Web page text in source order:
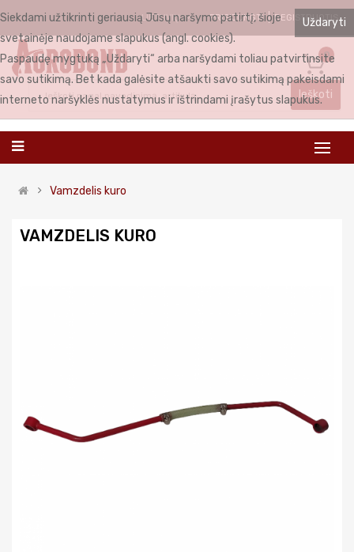
LIETUVIŲ PRISIJUNGTI REGISTRUOTIS
0
Ieškoti
Vamzdelis kuro
VAMZDELIS KURO
Uždaryti
Siekdami užtikrinti geriausią Jūsų naršymo patirtį, šioje
svetainėje naudojame slapukus (angl. cookies).
Paspaudę mygtuką „Uždaryti“ arba naršydami toliau patvirtinsite
savo sutikimą. Bet kada galėsite atšaukti savo sutikimą pakeisdami
interneto naršyklės nustatymus ir ištrindami įrašytus slapukus.